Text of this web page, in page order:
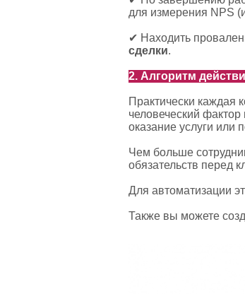
для измерения NPS
✔ Находить
сделки.
2. Алгоритм
Практически каждая
человеческий
оказание услуги или
Чем больше
обязательств перед
Для автоматизации
Также вы можете